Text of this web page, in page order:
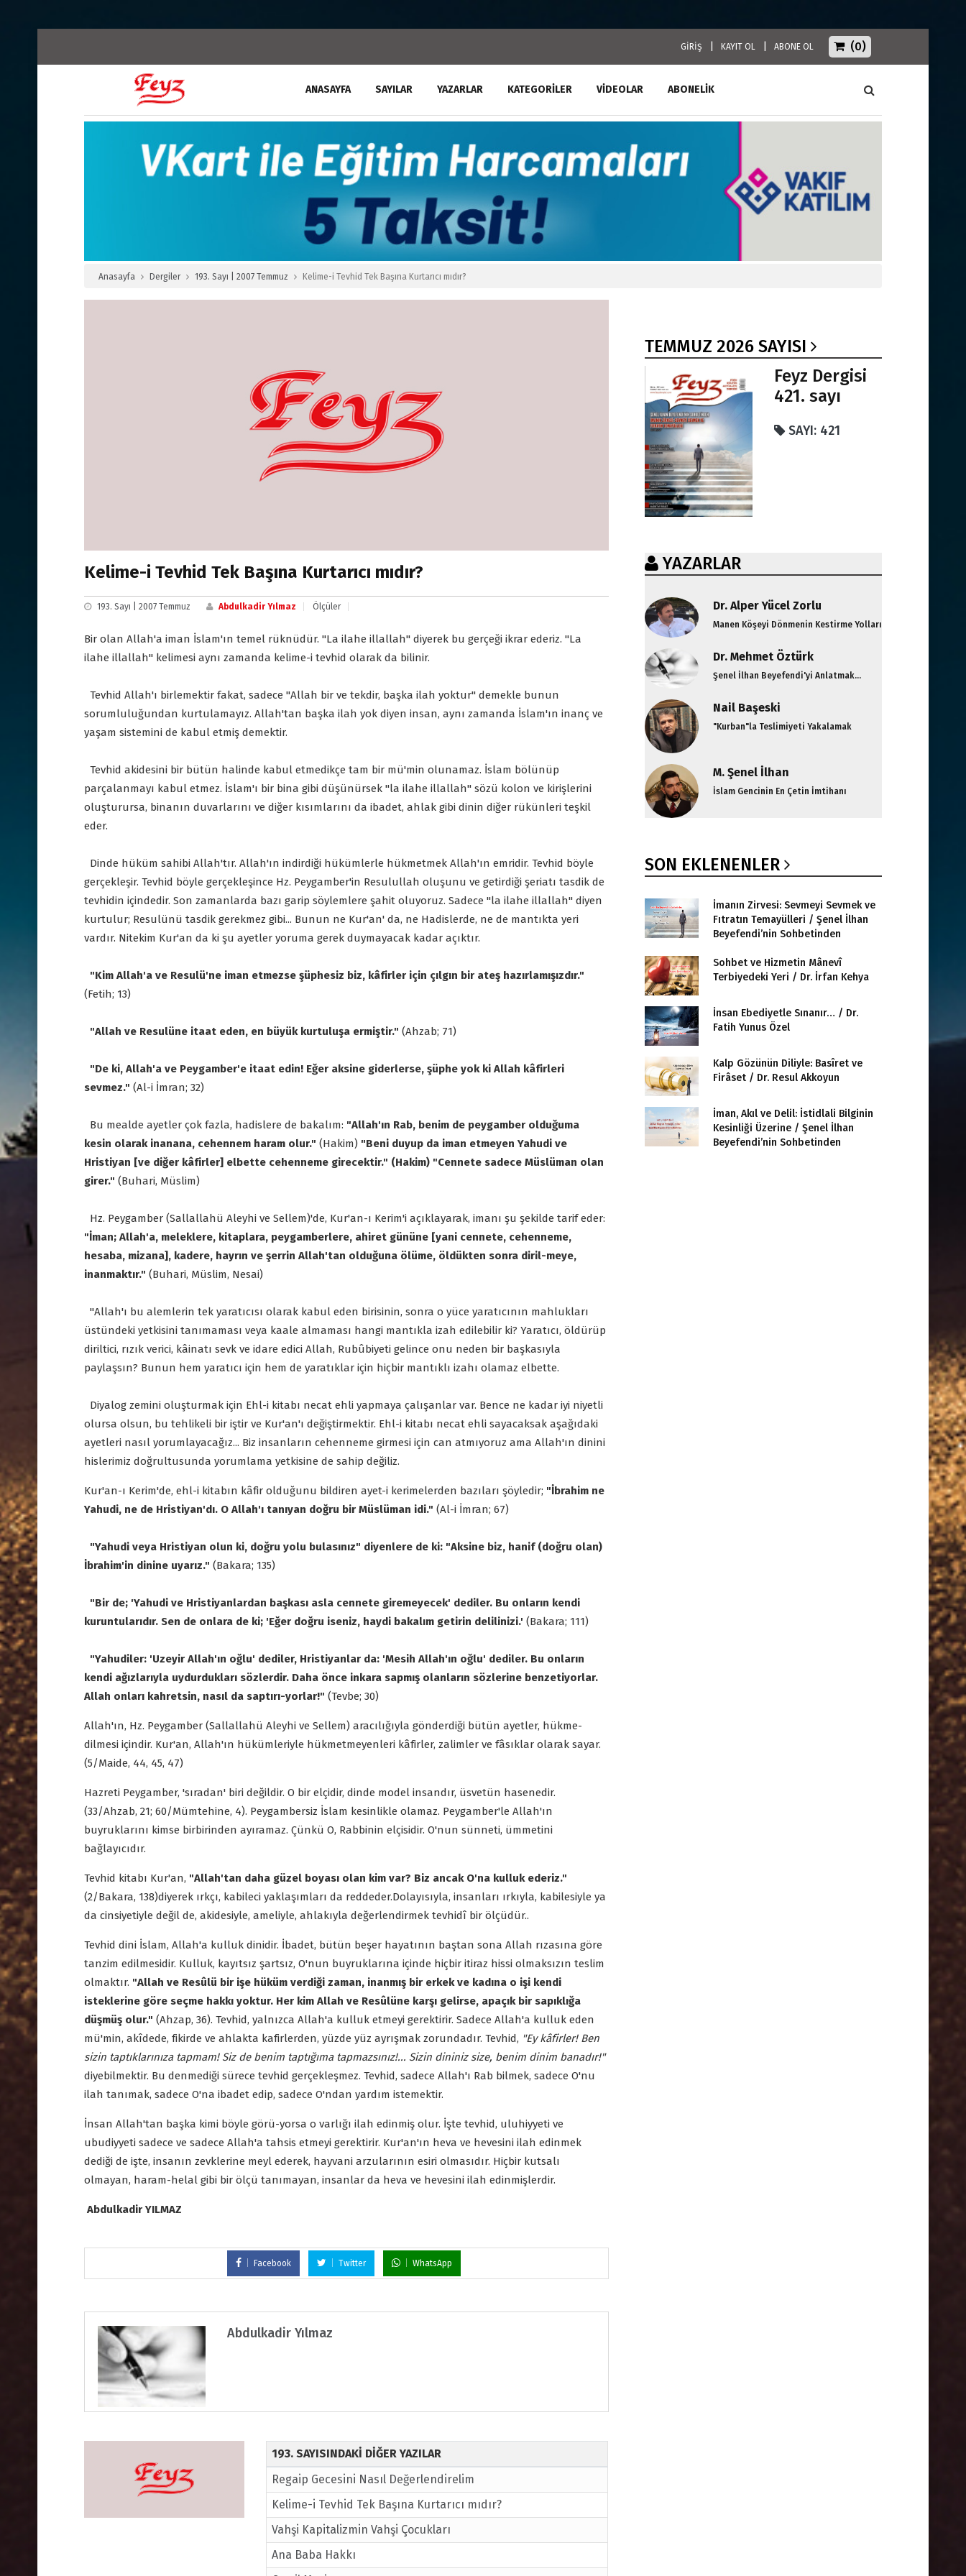
GİRİŞ KAYIT OL ABONE OL (0)
ANASAYFA SAYILAR YAZARLAR KATEGORILER VIDEOLAR ABONELİK
Anasayfa Dergiler 193. Sayı | 2007 Temmuz Kelime-i Tevhid Tek Başına Kurtarıcı mıdır?
Kelime-i Tevhid Tek Başına Kurtarıcı mıdır?
193. Sayı | 2007 Temmuz Abdulkadir Yılmaz Ölçüler
Bir olan Allah'a iman İslam'ın temel rüknüdür. "La ilahe illallah" diyerek bu gerçeği ikrar ederiz. "La
ilahe illallah" kelimesi aynı zamanda kelime-i tevhid olarak da bilinir.
Tevhid Allah'ı birlemektir fakat, sadece "Allah bir ve tekdir, başka ilah yoktur" demekle bunun
sorumluluğundan kurtulamayız. Allah'tan başka ilah yok diyen insan, aynı zamanda İslam'ın inanç ve
yaşam sistemini de kabul etmiş demektir.
Tevhid akidesini bir bütün halinde kabul etmedikçe tam bir mü'min olunamaz. İslam bölünüp
parçalanmayı kabul etmez. İslam'ı bir bina gibi düşünürsek "la ilahe illallah" sözü kolon ve kirişlerini
oluşturursa, binanın duvarlarını ve diğer kısımlarını da ibadet, ahlak gibi dinin diğer rükünleri teşkil
eder.
Dinde hüküm sahibi Allah'tır. Allah'ın indirdiği hükümlerle hükmetmek Allah'ın emridir. Tevhid böyle
gerçekleşir. Tevhid böyle gerçekleşince Hz. Peygamber'in Resulullah oluşunu ve getirdiği şeriatı tasdik de
tevhidin içindedir. Son zamanlarda bazı garip söylemlere şahit oluyoruz. Sadece "la ilahe illallah" diyen
kurtulur; Resulünü tasdik gerekmez gibi... Bunun ne Kur'an' da, ne Hadislerde, ne de mantıkta yeri
vardır. Nitekim Kur'an da ki şu ayetler yoruma gerek duymayacak kadar açıktır.
"Kim Allah'a ve Resulü'ne iman etmezse şüphesiz biz, kâfirler için çılgın bir ateş hazırlamışızdır."
(Fetih; 13)
"Allah ve Resulüne itaat eden, en büyük kurtuluşa ermiştir." (Ahzab; 71)
"De ki, Allah'a ve Peygamber'e itaat edin! Eğer aksine giderlerse, şüphe yok ki Allah kâfirleri
sevmez." (Al-i İmran; 32)
Bu mealde ayetler çok fazla, hadislere de bakalım: "Allah'ın Rab, benim de peygamber olduğuma
kesin olarak inanana, cehennem haram olur." (Hakim) "Beni duyup da iman etmeyen Yahudi ve
Hristiyan [ve diğer kâfirler] elbette cehenneme girecektir." (Hakim) "Cennete sadece Müslüman olan
girer." (Buhari, Müslim)
Hz. Peygamber (Sallallahü Aleyhi ve Sellem)'de, Kur'an-ı Kerim'i açıklayarak, imanı şu şekilde tarif eder:
"İman; Allah'a, meleklere, kitaplara, peygamberlere, ahiret gününe [yani cennete, cehenneme,
hesaba, mizana], kadere, hayrın ve şerrin Allah'tan olduğuna ölüme, öldükten sonra diril-meye,
inanmaktır." (Buhari, Müslim, Nesai)
"Allah'ı bu alemlerin tek yaratıcısı olarak kabul eden birisinin, sonra o yüce yaratıcının mahlukları
üstündeki yetkisini tanımaması veya kaale almaması hangi mantıkla izah edilebilir ki? Yaratıcı, öldürüp
diriltici, rızık verici, kâinatı sevk ve idare edici Allah, Rubûbiyeti gelince onu neden bir başkasıyla
paylaşsın? Bunun hem yaratıcı için hem de yaratıklar için hiçbir mantıklı izahı olamaz elbette.
Diyalog zemini oluşturmak için Ehl-i kitabı necat ehli yapmaya çalışanlar var. Bence ne kadar iyi niyetli
olursa olsun, bu tehlikeli bir iştir ve Kur'an'ı değiştirmektir. Ehl-i kitabı necat ehli sayacaksak aşağıdaki
ayetleri nasıl yorumlayacağız... Biz insanların cehenneme girmesi için can atmıyoruz ama Allah'ın dinini
hislerimiz doğrultusunda yorumlama yetkisine de sahip değiliz.
Kur'an-ı Kerim'de, ehl-i kitabın kâfir olduğunu bildiren ayet-i kerimelerden bazıları şöyledir; "İbrahim ne
Yahudi, ne de Hristiyan'dı. O Allah'ı tanıyan doğru bir Müslüman idi." (Al-i İmran; 67)
"Yahudi veya Hristiyan olun ki, doğru yolu bulasınız" diyenlere de ki: "Aksine biz, hanif (doğru olan)
İbrahim'in dinine uyarız." (Bakara; 135)
"Bir de; 'Yahudi ve Hristiyanlardan başkası asla cennete giremeyecek' dediler. Bu onların kendi
kuruntularıdır. Sen de onlara de ki; 'Eğer doğru iseniz, haydi bakalım getirin delilinizi.' (Bakara; 111)
"Yahudiler: 'Uzeyir Allah'ın oğlu' dediler, Hristiyanlar da: 'Mesih Allah'ın oğlu' dediler. Bu onların
kendi ağızlarıyla uydurdukları sözlerdir. Daha önce inkara sapmış olanların sözlerine benzetiyorlar.
Allah onları kahretsin, nasıl da saptırı-yorlar!" (Tevbe; 30)
Allah'ın, Hz. Peygamber (Sallallahü Aleyhi ve Sellem) aracılığıyla gönderdiği bütün ayetler, hükme-
dilmesi içindir. Kur'an, Allah'ın hükümleriyle hükmetmeyenleri kâfirler, zalimler ve fâsıklar olarak sayar.
(5/Maide, 44, 45, 47)
Hazreti Peygamber, 'sıradan' biri değildir. O bir elçidir, dinde model insandır, üsvetün hasenedir.
(33/Ahzab, 21; 60/Mümtehine, 4). Peygambersiz İslam kesinlikle olamaz. Peygamber'le Allah'ın
buyruklarını kimse birbirinden ayıramaz. Çünkü O, Rabbinin elçisidir. O'nun sünneti, ümmetini
bağlayıcıdır.
Tevhid kitabı Kur'an, "Allah'tan daha güzel boyası olan kim var? Biz ancak O'na kulluk ederiz."
(2/Bakara, 138)diyerek ırkçı, kabileci yaklaşımları da reddeder.Dolayısıyla, insanları ırkıyla, kabilesiyle ya
da cinsiyetiyle değil de, akidesiyle, ameliyle, ahlakıyla değerlendirmek tevhidî bir ölçüdür..
Tevhid dini İslam, Allah'a kulluk dinidir. İbadet, bütün beşer hayatının baştan sona Allah rızasına göre
tanzim edilmesidir. Kulluk, kayıtsız şartsız, O'nun buyruklarına içinde hiçbir itiraz hissi olmaksızın teslim
olmaktır. "Allah ve Resûlü bir işe hüküm verdiği zaman, inanmış bir erkek ve kadına o işi kendi
isteklerine göre seçme hakkı yoktur. Her kim Allah ve Resûlüne karşı gelirse, apaçık bir sapıklığa
düşmüş olur." (Ahzap, 36). Tevhid, yalnızca Allah'a kulluk etmeyi gerektirir. Sadece Allah'a kulluk eden
mü'min, akîdede, fikirde ve ahlakta kafirlerden, yüzde yüz ayrışmak zorundadır. Tevhid, "Ey kâfirler! Ben
sizin taptıklarınıza tapmam! Siz de benim taptığıma tapmazsınız!... Sizin dininiz size, benim dinim banadır!"
diyebilmektir. Bu denmediği sürece tevhid gerçekleşmez. Tevhid, sadece Allah'ı Rab bilmek, sadece O'nu
ilah tanımak, sadece O'na ibadet edip, sadece O'ndan yardım istemektir.
İnsan Allah'tan başka kimi böyle görü-yorsa o varlığı ilah edinmiş olur. İşte tevhid, uluhiyyeti ve
ubudiyyeti sadece ve sadece Allah'a tahsis etmeyi gerektirir. Kur'an'ın heva ve hevesini ilah edinmek
dediği de işte, insanın zevklerine meyl ederek, hayvani arzularının esiri olmasıdır. Hiçbir kutsalı
olmayan, haram-helal gibi bir ölçü tanımayan, insanlar da heva ve hevesini ilah edinmişlerdir.
Abdulkadir YILMAZ
Facebook Twitter WhatsApp
Abdulkadir Yılmaz
193. SAYISINDAKİ DİĞER YAZILAR
Regaip Gecesini Nasıl Değerlendirelim
Kelime-i Tevhid Tek Başına Kurtarıcı mıdır?
Vahşi Kapitalizmin Vahşi Çocukları
Ana Baba Hakkı
TEMMUZ 2026 SAYISI
Feyz Dergisi
421. sayı
SAYI: 421
YAZARLAR
Dr. Alper Yücel Zorlu
Manen Köşeyi Dönmenin Kestirme Yolları
Dr. Mehmet Öztürk
Şenel İlhan Beyefendi'yi Anlatmak...
Nail Başeski
"Kurban"la Teslimiyeti Yakalamak
M. Şenel İlhan
İslam Gencinin En Çetin İmtihanı
SON EKLENENLER
İmanın Zirvesi: Sevmeyi Sevmek ve
Fıtratın Temayülleri / Şenel İlhan
Beyefendi’nin Sohbetinden
Sohbet ve Hizmetin Mânevî
Terbiyedeki Yeri / Dr. İrfan Kehya
İnsan Ebediyetle Sınanır… / Dr.
Fatih Yunus Özel
Kalp Gözünün Diliyle: Basîret ve
Firâset / Dr. Resul Akkoyun
İman, Akıl ve Delil: İstidlali Bilginin
Kesinliği Üzerine / Şenel İlhan
Beyefendi’nin Sohbetinden